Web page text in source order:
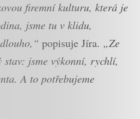
firemní kulturu, která je
jsme tu v klidu,
popisuje Jíra. „Ze
stav: jsme výkonní, rychlí,
A to potřebujeme